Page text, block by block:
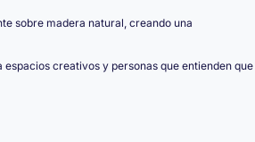
sobre madera natural, creando una
creativos y personas que entienden que